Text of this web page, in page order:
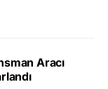
Aracı